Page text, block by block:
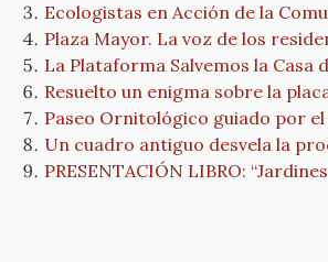
Ecologistas en Acción de la
Plaza Mayor. La voz de los
La Plataforma Salvemos la
Resuelto un enigma sobre la
Paseo Ornitológico guiado por
Un cuadro antiguo desvela la
PRESENTACIÓN LIBRO: